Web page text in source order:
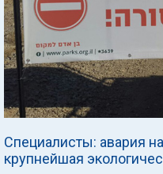
Специалисты: авария
крупнейшая